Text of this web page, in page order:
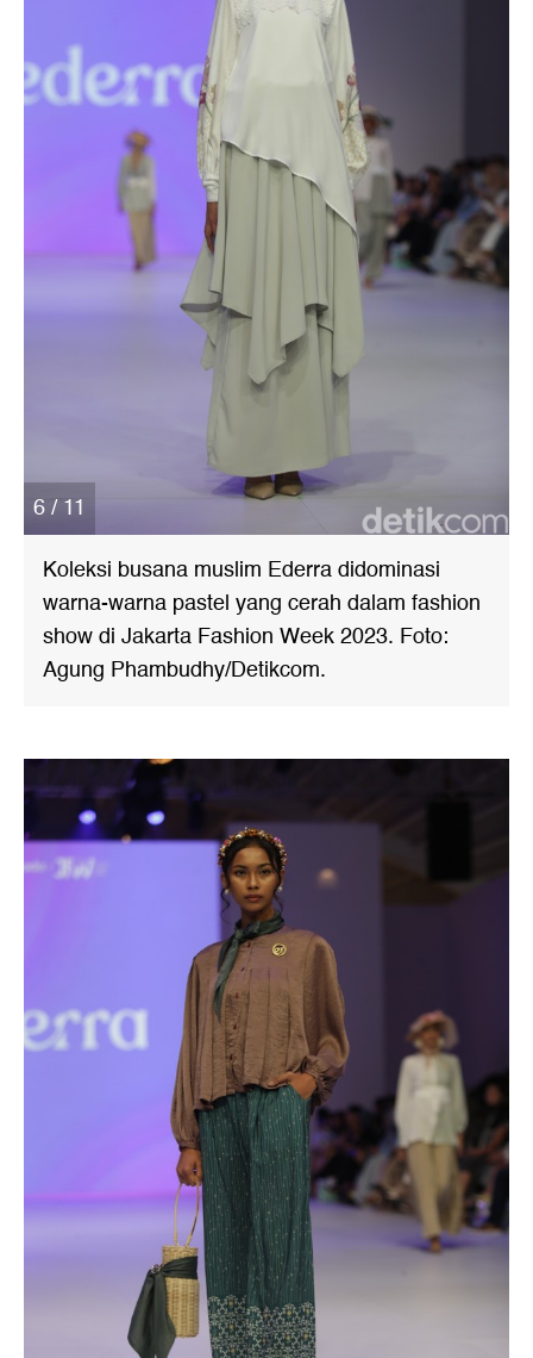
6 / 11
Koleksi busana muslim Ederra didominasi
warna-warna pastel yang cerah dalam fashion
show di Jakarta Fashion Week 2023. Foto:
Agung Phambudhy/Detikcom.